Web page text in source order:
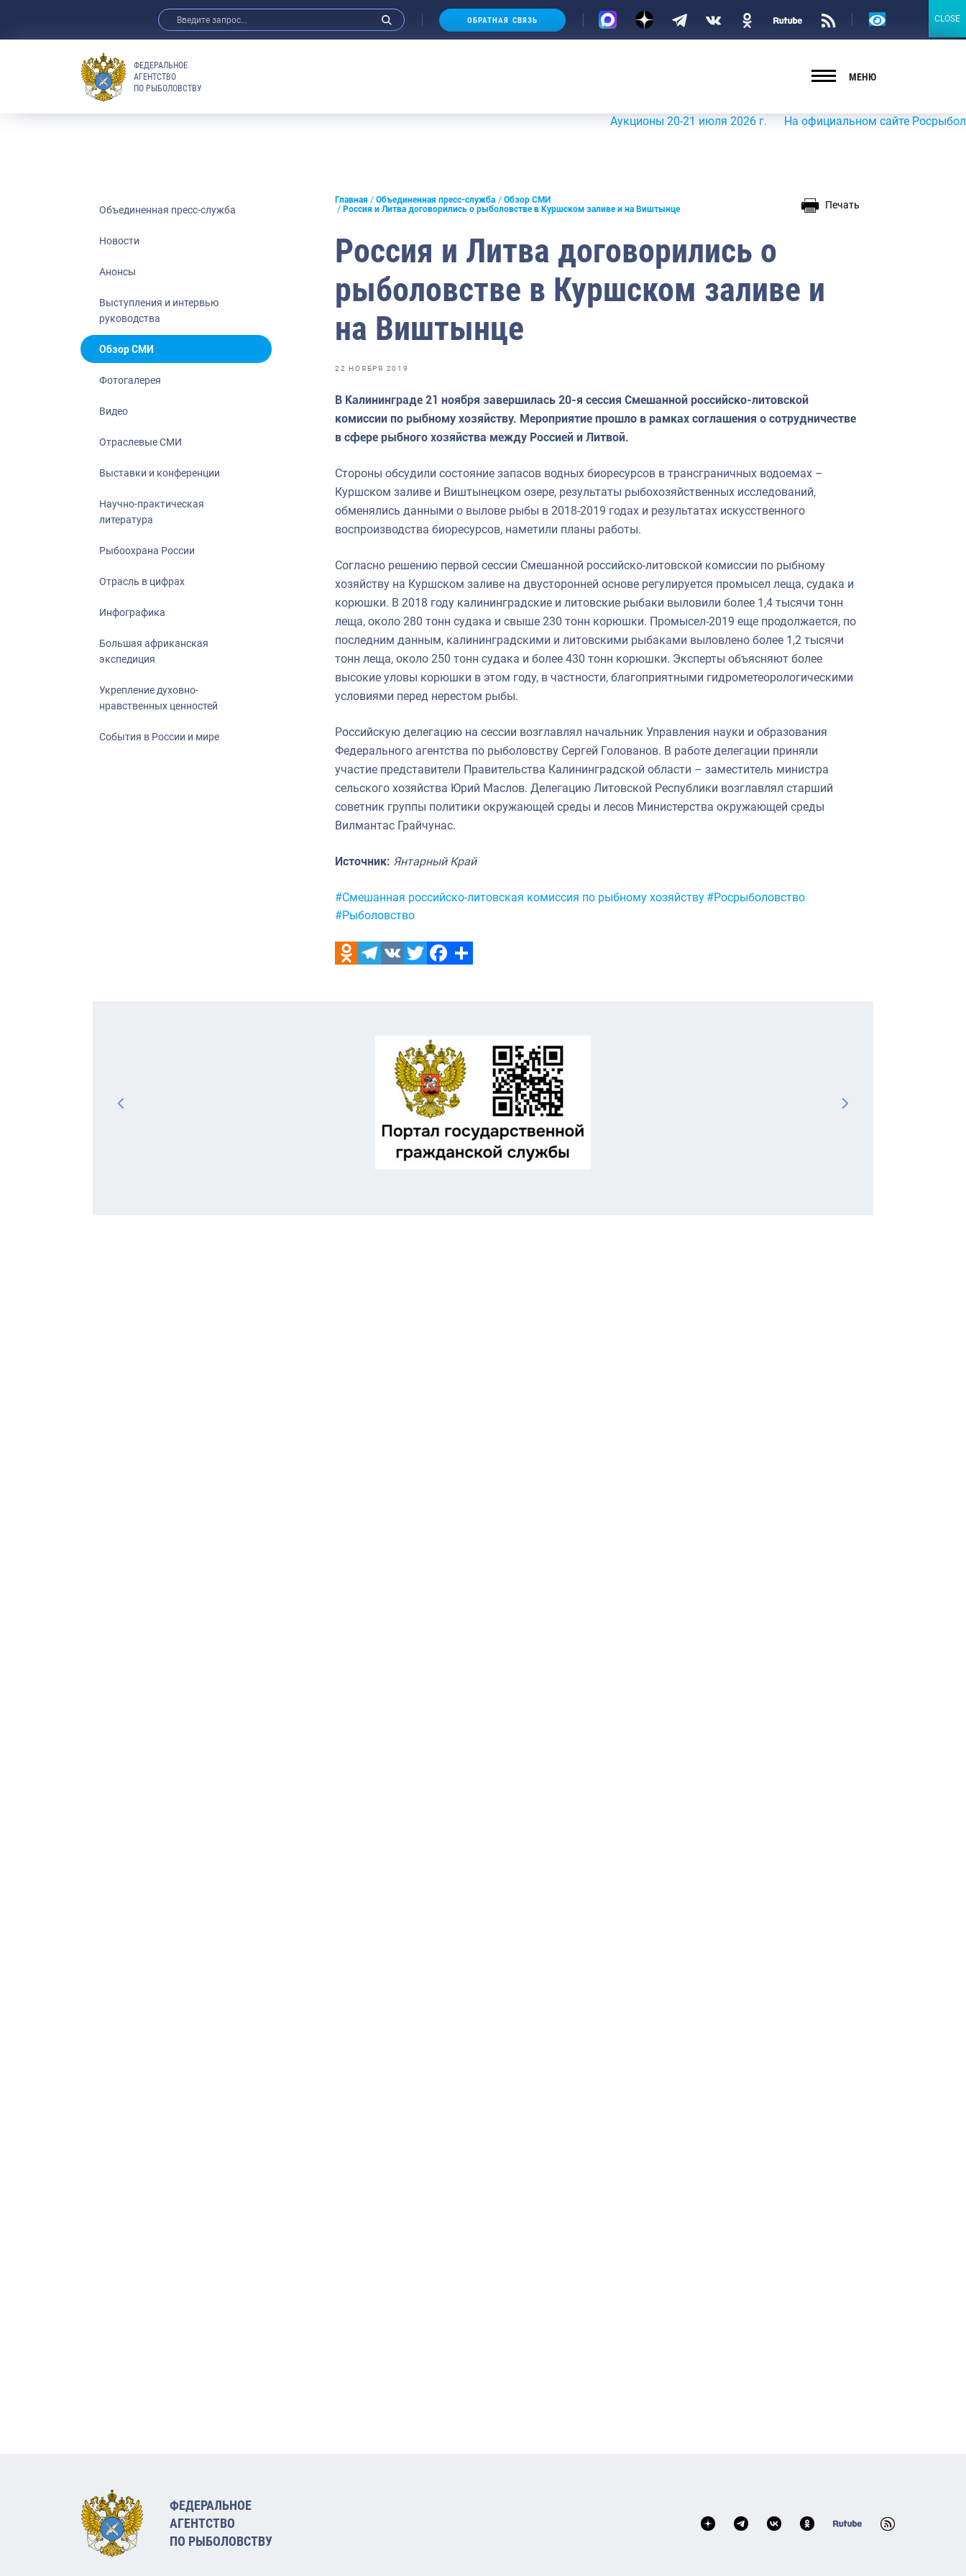
Анонсы
Выставки и конференции
Научно-практическая литература
Рыбоохрана России
Отрасль в цифрах
Инфографика
Большая африканская экспедиция
ОБРАТНАЯ СВЯЗЬ
Версия
ФЕДЕРАЛЬНОЕ
АГЕНТСТВО
ПО РЫБОЛОВСТВУ
МЕНЮ
Аукционы 20-21 июля 2026 г. На официальном сайте Росрыболовства
Объединенная пресс-служба
Новости
Анонсы
Выступления и интервью
руководства
Обзор СМИ
Фотогалерея
Видео
Отраслевые СМИ
Выставки и конференции
Научно-практическая
литература
Рыбоохрана России
Отрасль в цифрах
Инфографика
Большая африканская
экспедиция
Укрепление духовно-
нравственных ценностей
События в России и мире
Главная Объединенная пресс-служба
Обзор СМИ
Россия и Литва договорились о рыболовстве в Куршском заливе и на Виштынце
Печать
Россия и Литва договорились о
рыболовстве в Куршском заливе и
на Виштынце
22 НОЯБРЯ 2019
В Калининграде 21 ноября завершилась 20-я сессия Смешанной российско-литовской
комиссии по рыбному хозяйству. Мероприятие прошло в рамках соглашения о сотрудничестве
в сфере рыбного хозяйства между Россией и Литвой.
Стороны обсудили состояние запасов водных биоресурсов в трансграничных водоемах –
Куршском заливе и Виштынецком озере, результаты рыбохозяйственных исследований,
обменялись данными о вылове рыбы в 2018-2019 годах и результатах искусственного
воспроизводства биоресурсов, наметили планы работы.
Согласно решению первой сессии Смешанной российско-литовской комиссии по рыбному
хозяйству на Куршском заливе на двусторонней основе регулируется промысел леща, судака и
корюшки. В 2018 году калининградские и литовские рыбаки выловили более 1,4 тысячи тонн
леща, около 280 тонн судака и свыше 230 тонн корюшки. Промысел-2019 еще продолжается, по
последним данным, калининградскими и литовскими рыбаками выловлено более 1,2 тысячи
тонн леща, около 250 тонн судака и более 430 тонн корюшки. Эксперты объясняют более
высокие уловы корюшки в этом году, в частности, благоприятными гидрометеорологическими
условиями перед нерестом рыбы.
Российскую делегацию на сессии возглавлял начальник Управления науки и образования
Федерального агентства по рыболовству Сергей Голованов. В работе делегации приняли
участие представители Правительства Калининградской области – заместитель министра
сельского хозяйства Юрий Маслов. Делегацию Литовской Республики возглавлял старший
советник группы политики окружающей среды и лесов Министерства окружающей среды
Вилмантас Грайчунас.
Источник: Янтарный Край
Метки:
#Смешанная российско-литовская комиссия по рыбному хозяйству #Росрыболовство
#Рыболовство
ФЕДЕРАЛЬНОЕ
АГЕНТСТВО
ПО РЫБОЛОВСТВУ
CLOSE
CLOSE